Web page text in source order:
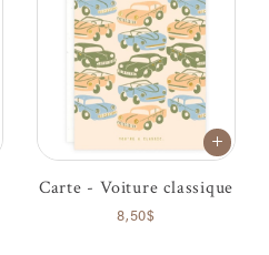
Carte - Voiture classique
8,50$